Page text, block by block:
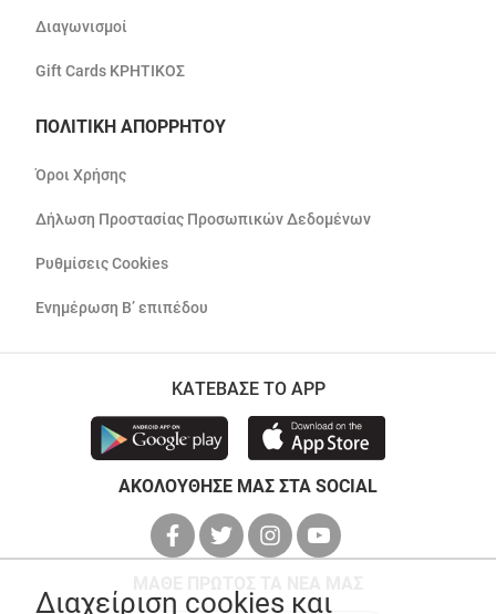
Διαγωνισμοί
Gift Cards ΚΡΗΤΙΚΟΣ
ΠΟΛΙΤΙΚΗ ΑΠΟΡΡΗΤΟΥ
Όροι Χρήσης
Δήλωση Προστασίας Προσωπικών Δεδομένων
Ρυθμίσεις Cookies
Ενημέρωση Β’ επιπέδου
ΚΑΤΕΒΑΣΕ ΤΟ APP
ΑΚΟΛΟΥΘΗΣΕ ΜΑΣ ΣΤΑ SOCIAL
Διαχείριση cookies και